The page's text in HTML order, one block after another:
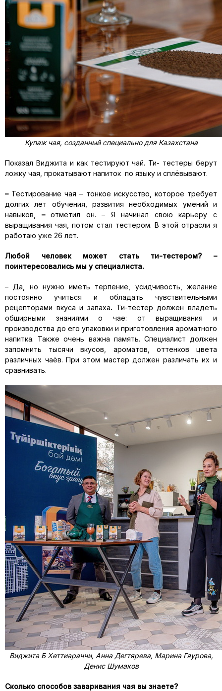
Купаж чая, созданный специально для Казахстана
Показал Виджита и как тестируют чай. Ти- тестеры берут
ложку чая, прокатывают напиток по языку и сплёвывают.
–Тестирование чая – тонкое искусство, которое требует
долгих лет обучения, развития необходимых умений и
навыков, –отметил он. – Я начинал свою карьеру с
выращивания чая, потом стал тестером. В этой отрасли я
работаю уже 26 лет.
Любой человек может стать ти-тестером? –
поинтересовались мы у специалиста.
– Да, но нужно иметь терпение, усидчивость, желание
постоянно учиться и обладать чувствительными
рецепторами вкуса и запаха. Ти-тестер должен владеть
обширными знаниями о чае: от выращивания и
производства до его упаковки и приготовления ароматного
напитка. Также очень важна память. Специалист должен
запомнить тысячи вкусов, ароматов, оттенков цвета
различных чаёв. При этом мастер должен различать их и
сравнивать.
Виджита Б Хеттиараччи, Анна Дегтярева, Марина Гяурова,
Денис Шумаков
Сколько способов заваривания чая вы знаете?